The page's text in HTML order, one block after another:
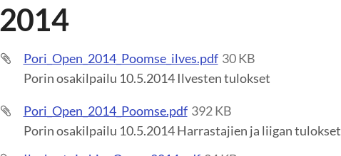
2014
Pori_Open_2014_Poomse_ilves.pdf 30 KB
Porin osakilpailu 10.5.2014 Ilvesten tulokset
Pori_Open_2014_Poomse.pdf 392 KB
Porin osakilpailu 10.5.2014 Harrastajien ja liigan tulokset